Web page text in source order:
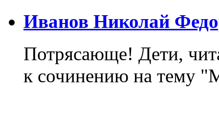
Иванов Николай
Потрясающе! Дети,
к сочинению на тему